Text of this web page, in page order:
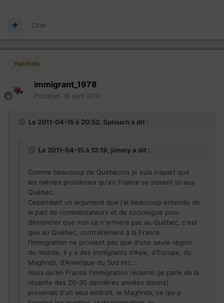
Citer
Habitués
immigrant_1978
Posté(e) 16 avril 2011
Le 2011-04-15 à 20:52, Splouch a dit :
Le 2011-04-15 à 12:19, jimmy a dit :
Comme beaucoup de Québécois je suis inquiet que
les mêmes problèmes qu'en France se posent ici aus
Québec.
Cependant un argument que j'ai beaucoup entendu de
la part de commentateurs et de sociologue pour
démontrer que non ca n'arrivera pas au Québec, c'est
que au Québec, contrairement a la France
l'immigration ne provient pas que d'une seule région
du monde. Il y a des immigrants d'Asie, d'Europe, du
Maghreb, d'Amérique du Sud etc...
Alors qu'en France l'immigration récente (je parle de la
récente des 20-30 dernières années disons)
provenait d'un seul endroit, le Maghreb, ce qui a